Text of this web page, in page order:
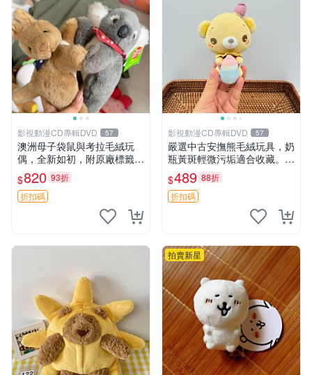
影視動漫CD專輯DVD 57
澳洲母子袋鼠與考拉毛絨玩
偶，全新如初，附原廠標籤，
手感極軟，適合贈送親朋好
友。袋鼠與考拉正版，精緻尺
寸，適合作為收藏或家飾擺
設，增添暖意。 母子、袋
$820 93折
折扣碼
影視動漫CD專輯DVD 57
嚴選中古安撫熊毛絨玩具，奶
瓶黃斑輕微污垢適合收藏。默
認兩日發貨，全國快遞隨機派
送。 成色如圖可放心購買，
輕微瑕疵和臟污不影響使用。
安撫熊 中古玩偶 毛
$489 88折
折扣碼
拍賣新星